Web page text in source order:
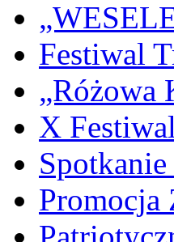
Festiwal
„Różowa
X
Promocja